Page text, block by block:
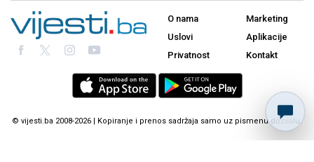
O nama
Uslovi
Privatnost
Marketing
Aplikacije
Kontakt
© vijesti.ba 2008-2026 | Kopiranje i prenos sadržaja samo uz pismenu dozvolu.